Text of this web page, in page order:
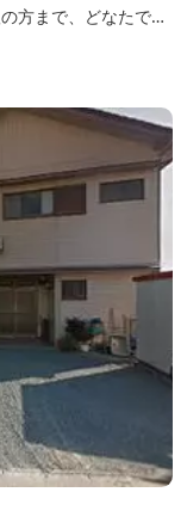
方まで、どなたでも
クをはじめとするマ
エルカバージョでの